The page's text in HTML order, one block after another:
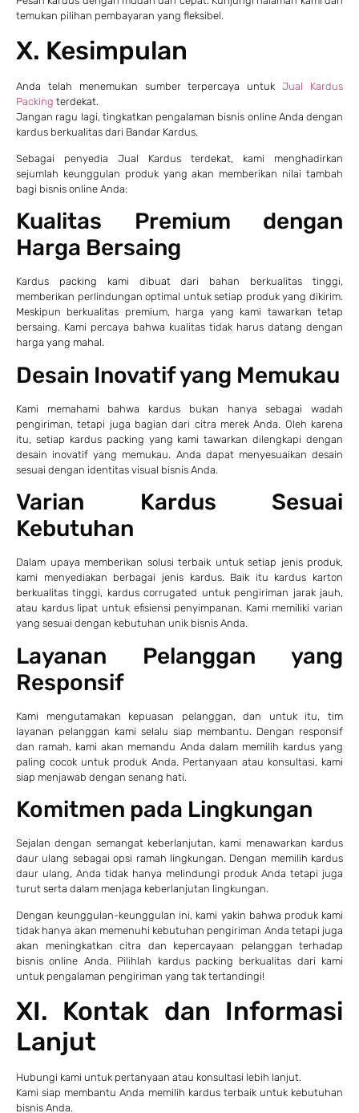
temukan pilihan pembayaran yang fleksibel.
X. Kesimpulan
Anda telah menemukan sumber terpercaya untukJual Kardus
Packing terdekat.
Jangan ragu lagi, tingkatkan pengalaman bisnis online Anda dengan
kardus berkualitas dari Bandar Kardus.
Sebagai penyedia Jual Kardus terdekat, kami menghadirkan
sejumlah keunggulan produk yang akan memberikan nilai tambah
bagi bisnis online Anda:
Kualitas Premium dengan
Harga Bersaing
Kardus packing kami dibuat dari bahan berkualitas tinggi,
memberikan perlindungan optimal untuk setiap produk yang dikirim.
Meskipun berkualitas premium, harga yang kami tawarkan tetap
bersaing. Kami percaya bahwa kualitas tidak harus datang dengan
harga yang mahal.
Desain Inovatif yang Memukau
Kami memahami bahwa kardus bukan hanya sebagai wadah
pengiriman, tetapi juga bagian dari citra merek Anda. Oleh karena
itu, setiap kardus packing yang kami tawarkan dilengkapi dengan
desain inovatif yang memukau. Anda dapat menyesuaikan desain
sesuai dengan identitas visual bisnis Anda.
Varian Kardus Sesuai
Kebutuhan
Dalam upaya memberikan solusi terbaik untuk setiap jenis produk,
kami menyediakan berbagai jenis kardus. Baik itu kardus karton
berkualitas tinggi, kardus corrugated untuk pengiriman jarak jauh,
atau kardus lipat untuk efisiensi penyimpanan. Kami memiliki varian
yang sesuai dengan kebutuhan unik bisnis Anda.
Layanan Pelanggan yang
Responsif
Kami mengutamakan kepuasan pelanggan, dan untuk itu, tim
layanan pelanggan kami selalu siap membantu. Dengan responsif
dan ramah, kami akan memandu Anda dalam memilih kardus yang
paling cocok untuk produk Anda. Pertanyaan atau konsultasi, kami
siap menjawab dengan senang hati.
Komitmen pada Lingkungan
Sejalan dengan semangat keberlanjutan, kami menawarkan kardus
daur ulang sebagai opsi ramah lingkungan. Dengan memilih kardus
daur ulang, Anda tidak hanya melindungi produk Anda tetapi juga
turut serta dalam menjaga keberlanjutan lingkungan.
Dengan keunggulan-keunggulan ini, kami yakin bahwa produk kami
tidak hanya akan memenuhi kebutuhan pengiriman Anda tetapi juga
akan meningkatkan citra dan kepercayaan pelanggan terhadap
bisnis online Anda. Pilihlah kardus packing berkualitas dari kami
untuk pengalaman pengiriman yang tak tertandingi!
XI. Kontak dan Informasi
Lanjut
Hubungi kami untuk pertanyaan atau konsultasi lebih lanjut.
Kami siap membantu Anda memilih kardus terbaik untuk kebutuhan
bisnis Anda.